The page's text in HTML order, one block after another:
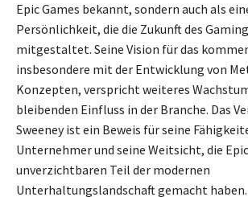
Epic Games bekannt, sondern auch als
Persönlichkeit, die die Zukunft des
mitgestaltet. Seine Vision für das
insbesondere mit der Entwicklung von
Konzepten, verspricht weiteres
bleibenden Einfluss in der Branche. Das
Sweeney ist ein Beweis für seine
Unternehmer und seine Weitsicht, die
unverzichtbaren Teil der modernen
Unterhaltungslandschaft gemacht haben.